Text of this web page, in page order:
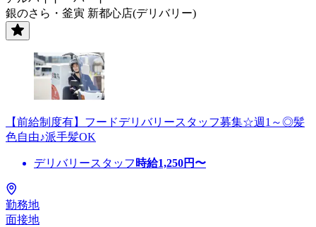
銀のさら・釜寅 新都心店(デリバリー)
【前給制度有】フードデリバリースタッフ募集☆週1～◎髪
色自由♪派手髪OK
デリバリースタッフ 時給1,250円〜
勤務地
面接地